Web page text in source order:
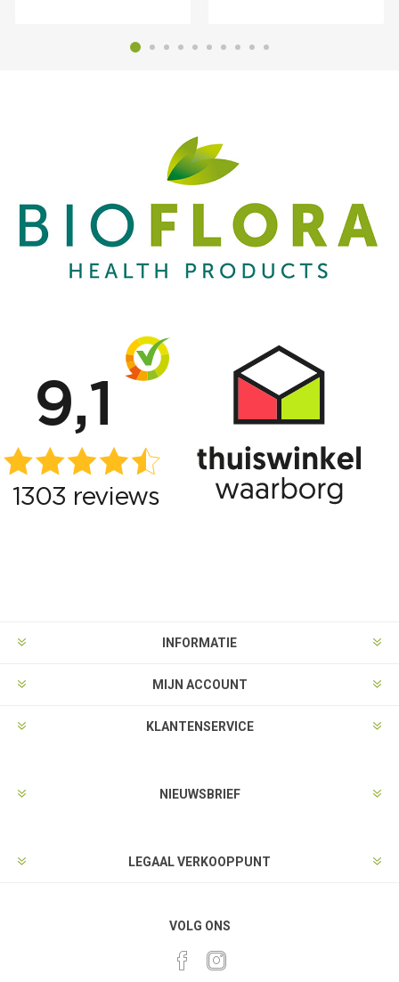
INFORMATIE
MIJN ACCOUNT
KLANTENSERVICE
NIEUWSBRIEF
LEGAAL VERKOOPPUNT
VOLG ONS